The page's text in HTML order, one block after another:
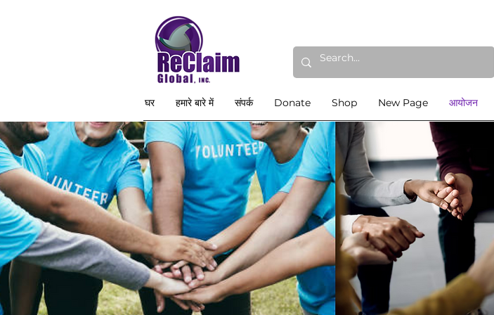
घर हमारे बारे में संपर्क Donate Shop New Page आयोजन